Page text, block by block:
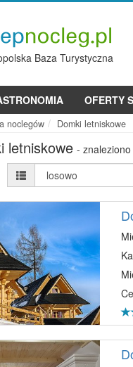
Baza Turystyczna
OFERTY
noclegów Domki letniskowe
letniskowe -
losowo